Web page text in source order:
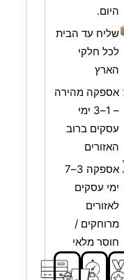
היום.
שליח עד הבית
לכל חלקי
הארץ
אספקה מהירה
– 1–3 ימי
עסקים ברוב
האזורים
אספקה 3–7
ימי עסקים
לאזורים
מרוחקים /
חוסר מלאי